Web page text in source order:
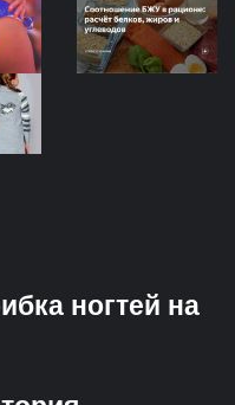
ногтей на